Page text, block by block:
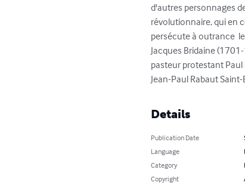
d'autres personnages
révolutionnaire, qui en
persécute à outrance
Jacques Bridaine
pasteur protestant
Jean-Paul Rabaut
Details
Publication Date
Language
Category
Copyright